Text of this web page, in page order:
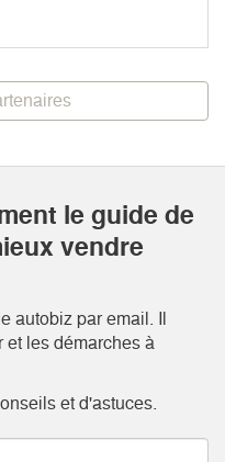
le guide de
vendre
autobiz par email. Il
et les démarches à
et d'astuces.